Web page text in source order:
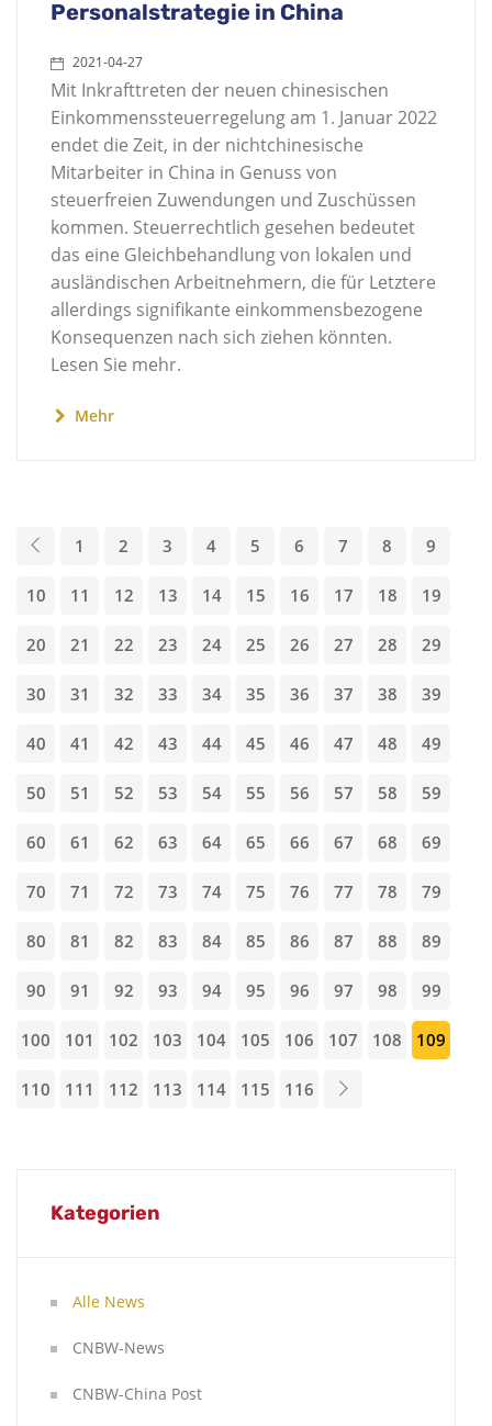
Personalstrategie in China
2021-04-27
Mit Inkrafttreten der neuen chinesischen
Einkommenssteuerregelung am 1. Januar 2022
endet die Zeit, in der nichtchinesische
Mitarbeiter in China in Genuss von
steuerfreien Zuwendungen und Zuschüssen
kommen. Steuerrechtlich gesehen bedeutet
das eine Gleichbehandlung von lokalen und
ausländischen Arbeitnehmern, die für Letztere
allerdings signifikante einkommensbezogene
Konsequenzen nach sich ziehen könnten.
Lesen Sie mehr.
Mehr
1 2 3 4 5 6 7 8 9
10 11 12 13 14 15 16 17 18 19
20 21 22 23 24 25 26 27 28 29
30 31 32 33 34 35 36 37 38 39
40 41 42 43 44 45 46 47 48 49
50 51 52 53 54 55 56 57 58 59
60 61 62 63 64 65 66 67 68 69
70 71 72 73 74 75 76 77 78 79
80 81 82 83 84 85 86 87 88 89
90 91 92 93 94 95 96 97 98 99
100 101 102 103 104 105 106 107 108 109
110 111 112 113 114 115 116
Kategorien
Alle News
CNBW-News
CNBW-China Post